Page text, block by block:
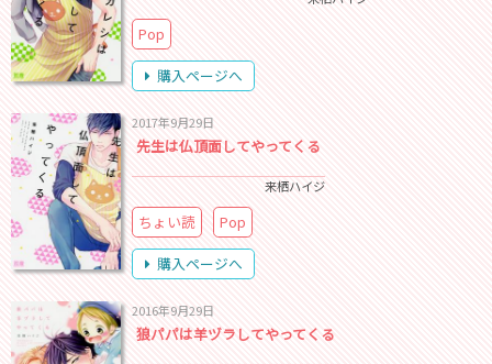
Pop
購入ページへ
2017年9月29日
先生は仏頂面してやってくる
来栖ハイジ
ちょい読
Pop
購入ページへ
2016年9月29日
狼パパは羊ヅラしてやってくる